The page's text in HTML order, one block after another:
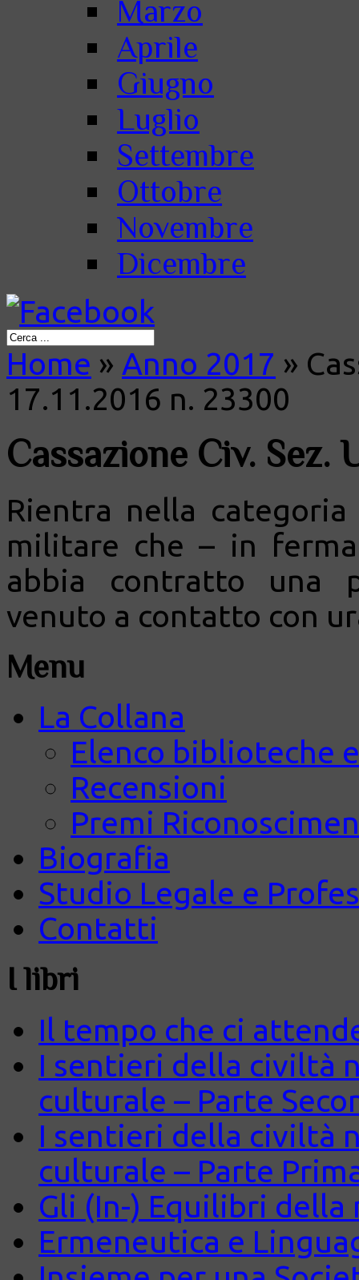
Marzo
Aprile
Giugno
Luglio
Settembre
Ottobre
Novembre
Dicembre
Home » Anno 2017 »
17.11.2016 n. 23300
Cassazione Civ. Sez.
Rientra nella
militare che – in
abbia contratto una
venuto a contatto con
Menu
La Collana
Elenco biblioteche
Recensioni
Premi
Biografia
Studio Legale e
Contatti
I libri
Il tempo che ci
I sentieri della civiltà
culturale – Parte
I sentieri della civiltà
culturale – Parte
Gli (In-) Equilibri della
Ermeneutica e